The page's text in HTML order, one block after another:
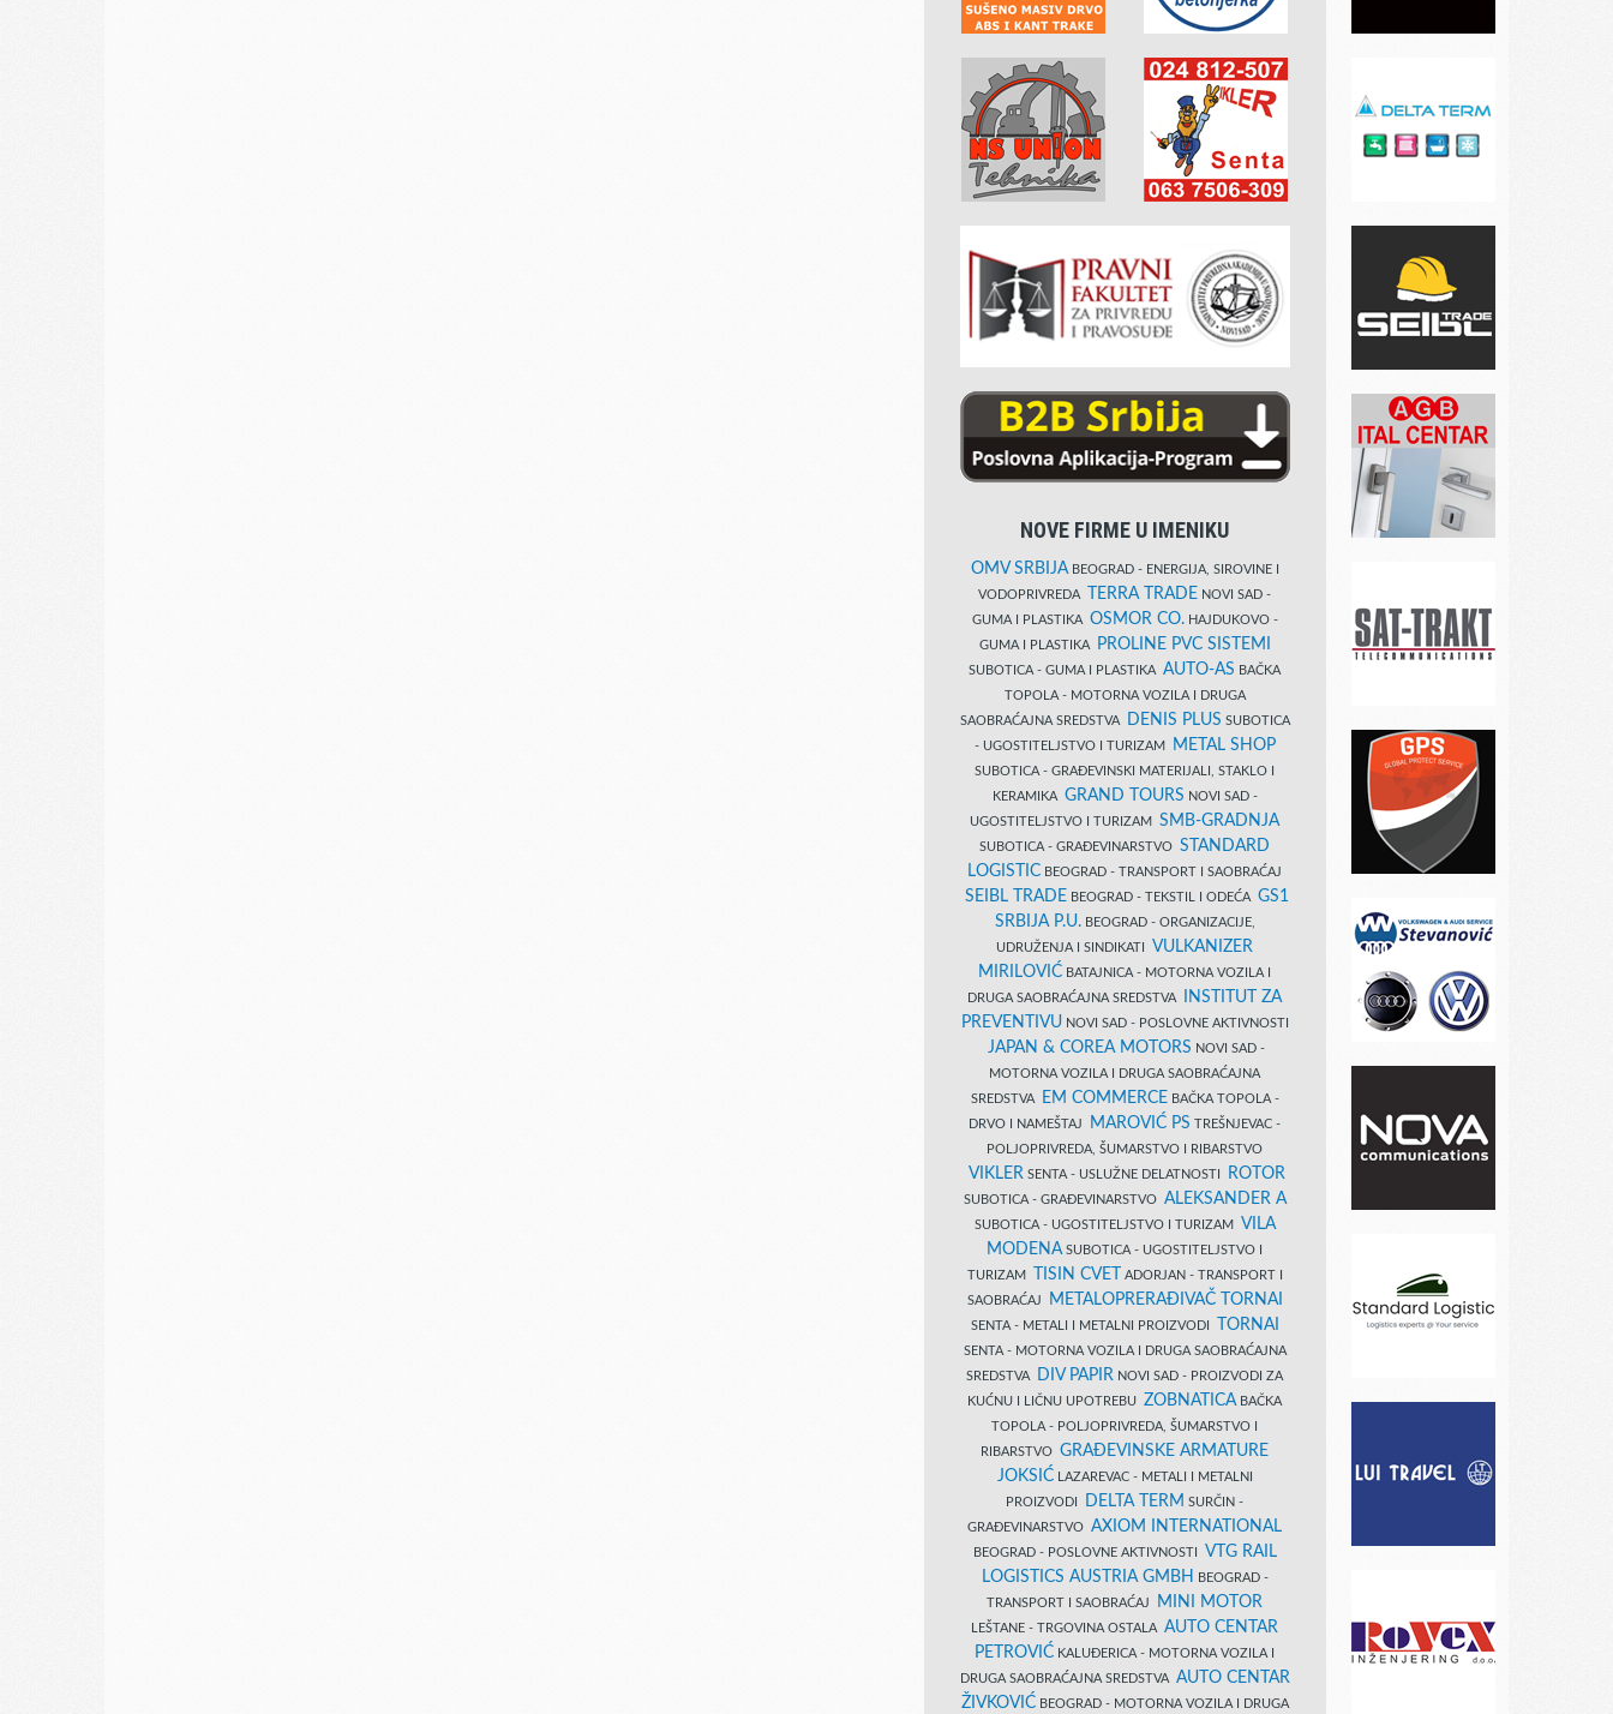
NOVE FIRME U IMENIKU
OMV SRBIJABEOGRAD - ENERGIJA, SIROVINE I
VODOPRIVREDA
TERRA TRADE NOVI SAD -
GUMA I PLASTIKA OSMOR CO.HAJDUKOVO -
GUMA I PLASTIKA
PROLINE PVC SISTEMI
SUBOTICA - GUMA I PLASTIKA AUTO-AS BAČKA
TOPOLA - MOTORNA VOZILA I DRUGA
SAOBRAĆAJNA SREDSTVA
DENIS PLUS SUBOTICA
- UGOSTITELJSTVO I TURIZAM
METAL SHOP
SUBOTICA - GRAĐEVINSKI MATERIJALI, STAKLO I
KERAMIKA GRAND TOURS NOVI SAD -
UGOSTITELJSTVO I TURIZAM SMB-GRADNJA
SUBOTICA - GRAĐEVINARSTVO STANDARD
LOGISTIC BEOGRAD - TRANSPORT I SAOBRAĆAJ
SEIBL TRADE BEOGRAD - TEKSTIL I ODEĆA GS1
SRBIJA P.U.BEOGRAD - ORGANIZACIJE,
UDRUŽENJA I SINDIKATI VULKANIZER
MIRILOVIĆ BATAJNICA - MOTORNA VOZILA I
DRUGA SAOBRAĆAJNA SREDSTVA
INSTITUT ZA
PREVENTIVUNOVI SAD - POSLOVNE AKTIVNOSTI
JAPAN & COREA MOTORS NOVI SAD -
MOTORNA VOZILA I DRUGA SAOBRAĆAJNA
SREDSTVA
EM COMMERCE BAČKA TOPOLA -
DRVO I NAMEŠTAJ
MAROVIĆ PS TREŠNJEVAC -
POLJOPRIVREDA, ŠUMARSTVO I RIBARSTVO
VIKLER SENTA - USLUŽNE DELATNOSTI ROTOR
SUBOTICA - GRAĐEVINARSTVO ALEKSANDER A
SUBOTICA - UGOSTITELJSTVO I TURIZAM VILA
MODENA SUBOTICA - UGOSTITELJSTVO I
TURIZAM
TISIN CVET
ADORJAN - TRANSPORT I
SAOBRAĆAJ
METALOPRERAĐIVAČ TORNAI
SENTA - METALI I METALNI PROIZVODI TORNAI
SENTA - MOTORNA VOZILA I DRUGA SAOBRAĆAJNA
SREDSTVA
DIV PAPIR NOVI SAD - PROIZVODI ZA
KUĆNU I LIČNU UPOTREBU ZOBNATICA BAČKA
TOPOLA - POLJOPRIVREDA, ŠUMARSTVO I
RIBARSTVO GRAĐEVINSKE ARMATURE
JOKSIĆLAZAREVAC - METALI I METALNI
PROIZVODI
DELTA TERM SURČIN -
GRAĐEVINARSTVO AXIOM INTERNATIONAL
BEOGRAD - POSLOVNE AKTIVNOSTI VTG RAIL
LOGISTICS AUSTRIA GMBH
BEOGRAD -
TRANSPORT I SAOBRAĆAJ
MINI MOTOR
LEŠTANE - TRGOVINA OSTALA AUTO CENTAR
PETROVIĆ KALUĐERICA - MOTORNA VOZILA I
DRUGA SAOBRAĆAJNA SREDSTVA AUTO CENTAR
ŽIVKOVIĆBEOGRAD - MOTORNA VOZILA I DRUGA